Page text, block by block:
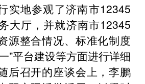
实地参观了济南市12345
大厅，并就济南市12345
源整合情况、标准化制度
”平台建设等方面进行详细
后召开的座谈会上，李鹏